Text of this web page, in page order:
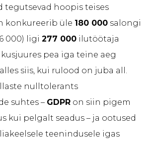
tegutsevad hoopis teises
konkureerib üle 180 000 salongi
000) ligi 277 000 ilutöötaja
pea iga teine aeg
siis, kui rulood on juba all.
nulltolerants
suhtes – GDPR on siin pigem
kui pelgalt seadus – ja ootused
teenindusele igas